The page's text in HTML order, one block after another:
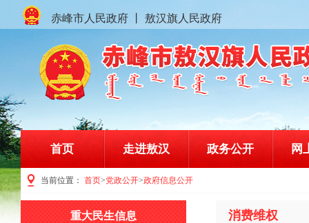
赤峰市人民政府 敖汉旗人民政府
赤峰市敖汉旗人民政府门户网站
首页 走进敖汉 政务公开 网
当前位置： 首页>党政公开>政府信息公开
重大民生信息 消费维权